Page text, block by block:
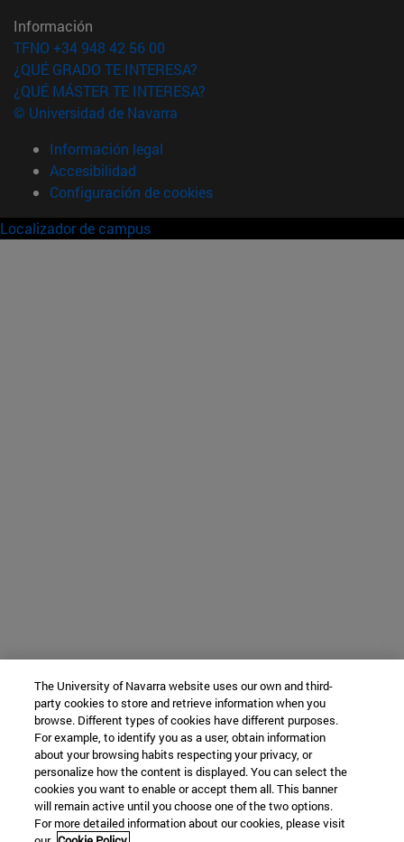
Información
TFNO +34 948 42 56 00
¿QUÉ GRADO TE INTERESA?
¿QUÉ MÁSTER TE INTERESA?
© Universidad de Navarra
Información legal
Accesibilidad
Configuración de cookies
Localizador de campus
The University of Navarra website uses our own and third-
party cookies to store and retrieve information when you
browse. Different types of cookies have different purposes.
For example, to identify you as a user, obtain information
about your browsing habits respecting your privacy, or
personalize how the content is displayed. You can select the
cookies you want to enable or accept them all. This banner
will remain active until you choose one of the two options.
For more detailed information about our cookies, please visit